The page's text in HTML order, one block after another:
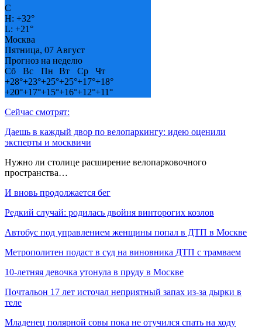
C
H: +32°
L: +21°
Москва
Пятница, 07 Август
Прогноз на неделю
Сб
Вс Пн Вт Ср
Чт
+28°+23°+25°+25°+17°+18°
+20°+17°+15°+16°+12°+11°
Сейчас смотрят:
Даешь в каждый двор по велопаркингу: идею оценили
эксперты и москвичи
Нужно ли столице расширение велопарковочного
пространства…
И вновь продолжается бег
Редкий случай: родилась двойня винторогих козлов
Автобус под управлением женщины попал в ДТП в Москве
Метрополитен подаст в суд на виновника ДТП с трамваем
10-летняя девочка утонула в пруду в Москве
Почтальон 17 лет источал неприятный запах из-за дырки в
теле
Младенец полярной совы пока не отучился спать на ходу